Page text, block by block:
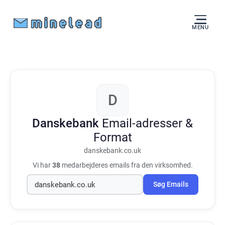
MENU
D
Danskebank Email-adresser &
Format
danskebank.co.uk
Vi har38medarbejderes emails fra den virksomhed.
Søg Emails